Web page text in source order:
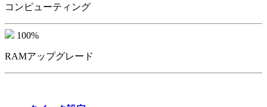
コンピューティング
100%
RAMアップグレード